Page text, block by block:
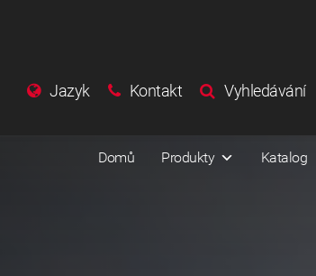
Jazyk Kontakt Vyhledávání
Domů Produkty Katalog